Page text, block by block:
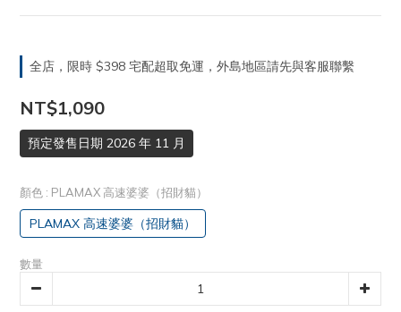
全店，限時 $398 宅配超取免運，外島地區請先與客服聯繫
NT$1,090
預定發售日期 2026 年 11 月
顏色 : PLAMAX 高速婆婆（招財貓）
PLAMAX 高速婆婆（招財貓）
數量